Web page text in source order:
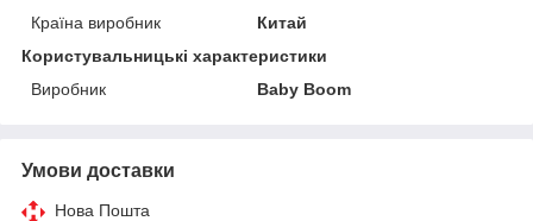
Країна виробник
Китай
Користувальницькі характеристики
Виробник
Baby Boom
Умови доставки
Нова Пошта